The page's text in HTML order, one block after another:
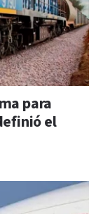
para
el